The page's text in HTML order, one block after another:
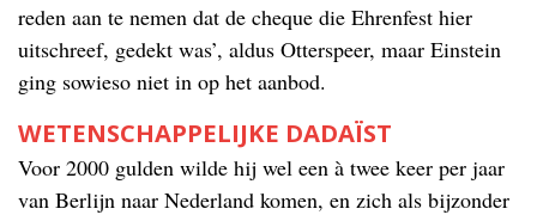
reden aan te nemen dat de cheque die Ehrenfest hier
uitschreef, gedekt was’, aldus Otterspeer, maar Einstein
ging sowieso niet in op het aanbod.
WETENSCHAPPELIJKE DADAÏST
Voor 2000 gulden wilde hij wel een à twee keer per jaar
van Berlijn naar Nederland komen, en zich als bijzonder